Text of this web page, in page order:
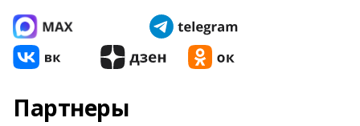
Партнеры